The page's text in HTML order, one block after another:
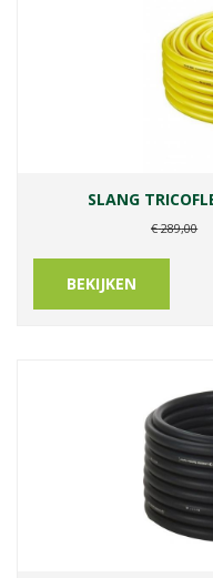
SLANG
€ 289,00
BEKIJKEN